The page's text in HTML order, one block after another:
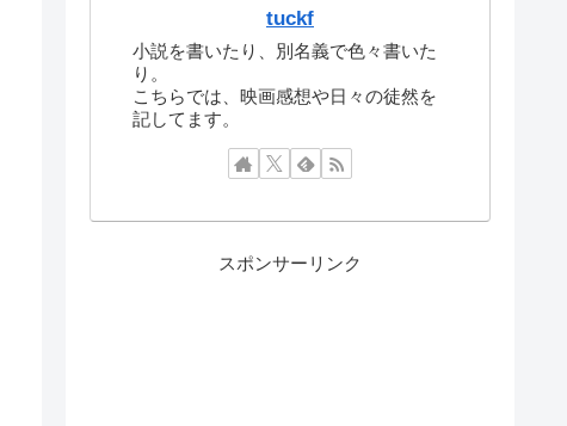
tuckf
小説を書いたり、別名義で色々書いた
り。
こちらでは、映画感想や日々の徒然を
記してます。
スポンサーリンク